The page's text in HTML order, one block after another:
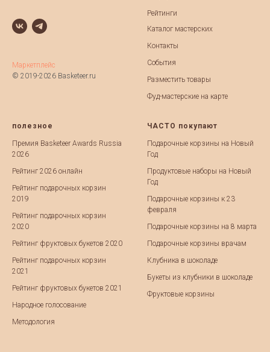
Маркетплейс
© 2019-2026 Basketeer.ru
Рейтинги
Каталог мастерских
Контакты
События
Разместить товары
Фуд-мастерские на карте
полезное
Премия Basketeer Awards Russia
2026
Рейтинг 2026 онлайн
Рейтинг подарочных корзин
2019
Рейтинг подарочных корзин
2020
Рейтинг фруктовых букетов 2020
Рейтинг подарочных корзин
2021
Рейтинг фруктовых букетов 2021
Народное голосование
Методология
ЧАСТО покупают
Подарочные корзины на Новый
Год
Продуктовые наборы на Новый
Год
Подарочные корзины к 23
февраля
Подарочные корзины на 8 марта
Подарочные корзины врачам
Клубника в шоколаде
Букеты из клубники в шоколаде
Фруктовые корзины